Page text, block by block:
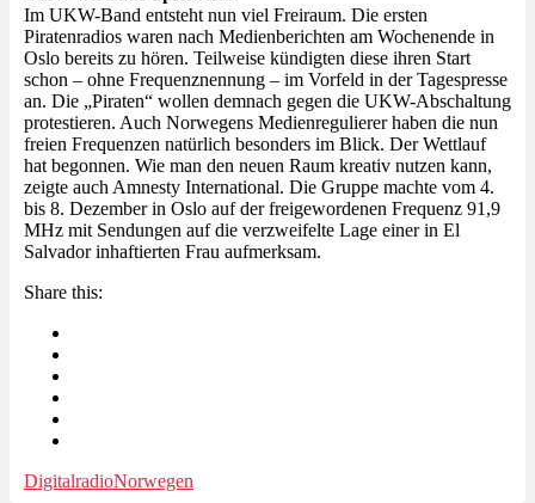
Im UKW-Band entsteht nun viel Freiraum. Die ersten
Piratenradios waren nach Medienberichten am Wochenende in
Oslo bereits zu hören. Teilweise kündigten diese ihren Start
schon – ohne Frequenznennung – im Vorfeld in der Tagespresse
an. Die „Piraten“ wollen demnach gegen die UKW-Abschaltung
protestieren. Auch Norwegens Medienregulierer haben die nun
freien Frequenzen natürlich besonders im Blick. Der Wettlauf
hat begonnen. Wie man den neuen Raum kreativ nutzen kann,
zeigte auch Amnesty International. Die Gruppe machte vom 4.
bis 8. Dezember in Oslo auf der freigewordenen Frequenz 91,9
MHz mit Sendungen auf die verzweifelte Lage einer in El
Salvador inhaftierten Frau aufmerksam.
Share this:
DigitalradioNorwegen